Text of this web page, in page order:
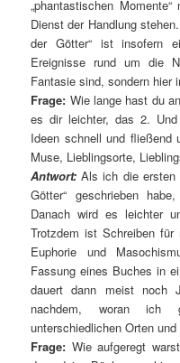
„phantastischen
Dienst der Handlung
der Götter“ ist insofern
Ereignisse rund um die
Fantasie sind, sondern hier
Frage: Wie lange hast du
es dir leichter, das 2.
Ideen schnell und
Muse, Lieblingsorte,
Antwort:Als ich die ersten
Götter“ geschrieben
Danach wird es leichter
Trotzdem ist Schreiben
Euphorie und
Fassung eines Buches in
dauert dann meist noch
nachdem, woran
unterschiedlichen Orten und
Frage: Wie aufgeregt